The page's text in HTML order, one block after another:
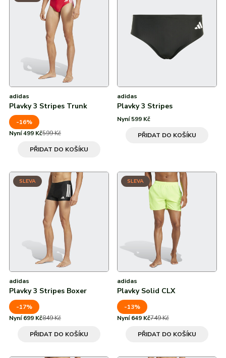
Všechny značky
Všechny značky
Od nejvyšší slevy
60 %
Recyklovaný polyamid
Recyklovaný polyester
adidas
Plavky 3 Stripes Trunk
-16%
Nyní 499 Kč599 Kč
PŘIDAT DO KOŠÍKU
adidas
Plavky 3 Stripes
Nyní 599 Kč
PŘIDAT DO KOŠÍKU
SLEVA
adidas
Plavky 3 Stripes Boxer
-17%
Nyní 699 Kč849 Kč
PŘIDAT DO KOŠÍKU
SLEVA
adidas
Plavky Solid CLX
-13%
Nyní 649 Kč749 Kč
PŘIDAT DO KOŠÍKU